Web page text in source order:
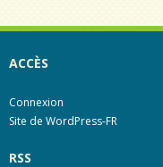
ACCÈS
Connexion
Site de WordPress-FR
RSS